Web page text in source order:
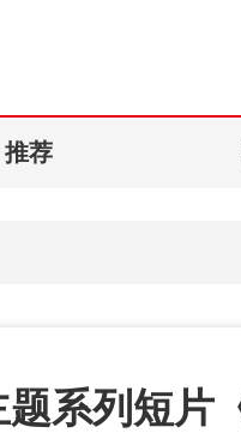
推荐
题系列短片